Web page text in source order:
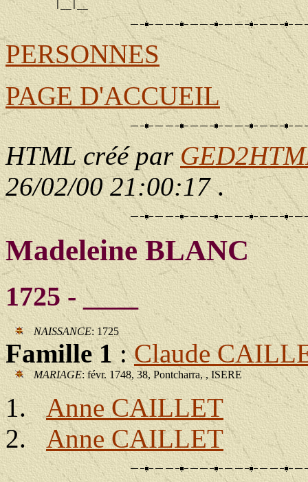
PERSONNES
PAGE D'ACCUEIL
HTML créé par
26/02/00 21:00:17.
Madeleine BLANC
1725 - ____
NAISSANCE: 1725
Famille 1:Claude
MARIAGE: févr. 1748, 38, Pontcharra, , ISERE
Anne CAILLET
Anne CAILLET